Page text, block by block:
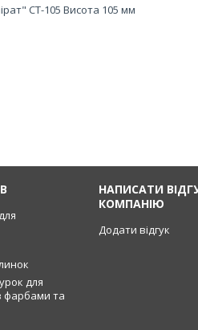
СТ-105 Висота 105 мм
для
фарбами та
НАПИСАТИ
КОМПАНІЮ
Додати відгук